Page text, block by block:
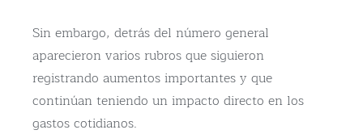
Sin embargo, detrás del número general
aparecieron varios rubros que siguieron
registrando aumentos importantes y que
continúan teniendo un impacto directo en los
gastos cotidianos.